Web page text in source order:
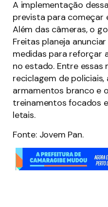
A implementação
prevista para começar
Além das câmeras, o
Freitas planeja
medidas para reforçar
no estado. Entre essas
reciclagem de
armamentos branco e
treinamentos focados
letais.
Fonte: Jovem Pan.